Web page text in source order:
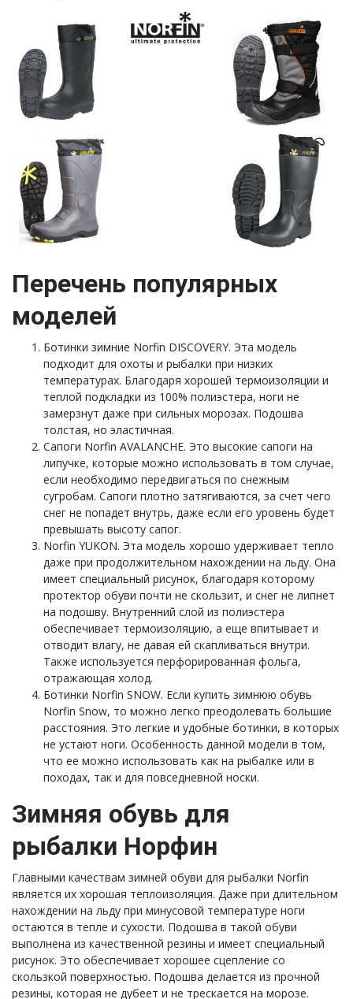
Перечень популярных
моделей
Ботинки зимние Norfin DISCOVERY. Эта модель
подходит для охоты и рыбалки при низких
температурах. Благодаря хорошей термоизоляции и
теплой подкладки из 100% полиэстера, ноги не
замерзнут даже при сильных морозах. Подошва
толстая, но эластичная.
Сапоги Norfin AVALANCHE. Это высокие сапоги на
липучке, которые можно использовать в том случае,
если необходимо передвигаться по снежным
сугробам. Сапоги плотно затягиваются, за счет чего
снег не попадет внутрь, даже если его уровень будет
превышать высоту сапог.
Norfin YUKON. Эта модель хорошо удерживает тепло
даже при продолжительном нахождении на льду. Она
имеет специальный рисунок, благодаря которому
протектор обуви почти не скользит, и снег не липнет
на подошву. Внутренний слой из полиэстера
обеспечивает термоизоляцию, а еще впитывает и
отводит влагу, не давая ей скапливаться внутри.
Также используется перфорированная фольга,
отражающая холод.
Ботинки Norfin SNOW. Если купить зимнюю обувь
Norfin Snow, то можно легко преодолевать большие
расстояния. Это легкие и удобные ботинки, в которых
не устают ноги. Особенность данной модели в том,
что ее можно использовать как на рыбалке или в
походах, так и для повседневной носки.
Зимняя обувь для
рыбалки Норфин
Главными качествам зимней обуви для рыбалки Norfin
является их хорошая теплоизоляция. Даже при длительном
нахождении на льду при минусовой температуре ноги
остаются в тепле и сухости. Подошва в такой обуви
выполнена из качественной резины и имеет специальный
рисунок. Это обеспечивает хорошее сцепление со
скользкой поверхностью. Подошва делается из прочной
резины, которая не дубеет и не трескается на морозе.